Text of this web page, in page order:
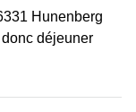
Hunenberg
déjeuner